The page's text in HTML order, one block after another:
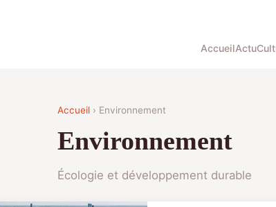
AccueilActu
Accueil › Environnement
Environnement
Écologie et développement durable